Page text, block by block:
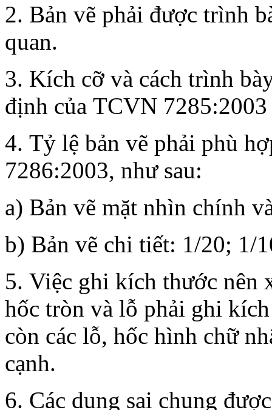
2. Bản vẽ phải được trình
quan.
3. Kích cỡ và cách trình
định của TCVN 7285:2003
4. Tỷ lệ bản vẽ phải phù
7286:2003, như sau:
a) Bản vẽ mặt nhìn chính
b) Bản vẽ chi tiết: 1/20; 1/
5. Việc ghi kích thước nên
hốc tròn và lỗ phải ghi
còn các lỗ, hốc hình chữ
cạnh.
6. Các dung sai chung